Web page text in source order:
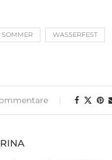
SOMMER WASSERFEST